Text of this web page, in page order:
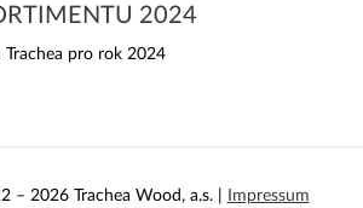
2024
pro rok 2024
– 2026 Trachea Wood, a.s. | Impressum